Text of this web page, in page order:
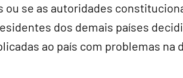
se as autoridades
dos demais países
ao país com problemas na